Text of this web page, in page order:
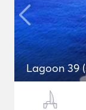
Lagoon 39